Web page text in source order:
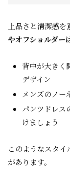
上品さと清潔感を
やオフショルダー
背中が大きく
デザイン
メンズのノー
パンツドレス
けましょう
このようなスタ
があります。